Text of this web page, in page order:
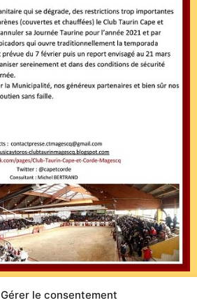
Gérer le consentement